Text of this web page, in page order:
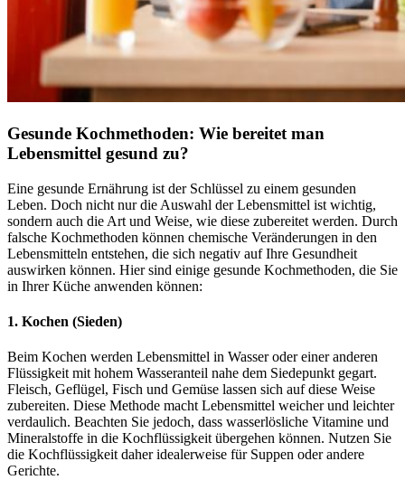
Gesunde Kochmethoden: Wie bereitet man
Lebensmittel gesund zu?
Eine gesunde Ernährung ist der Schlüssel zu einem gesunden
Leben. Doch nicht nur die Auswahl der Lebensmittel ist wichtig,
sondern auch die Art und Weise, wie diese zubereitet werden. Durch
falsche Kochmethoden können chemische Veränderungen in den
Lebensmitteln entstehen, die sich negativ auf Ihre Gesundheit
auswirken können. Hier sind einige gesunde Kochmethoden, die Sie
in Ihrer Küche anwenden können:
1. Kochen (Sieden)
Beim Kochen werden Lebensmittel in Wasser oder einer anderen
Flüssigkeit mit hohem Wasseranteil nahe dem Siedepunkt gegart.
Fleisch, Geflügel, Fisch und Gemüse lassen sich auf diese Weise
zubereiten. Diese Methode macht Lebensmittel weicher und leichter
verdaulich. Beachten Sie jedoch, dass wasserlösliche Vitamine und
Mineralstoffe in die Kochflüssigkeit übergehen können. Nutzen Sie
die Kochflüssigkeit daher idealerweise für Suppen oder andere
Gerichte.